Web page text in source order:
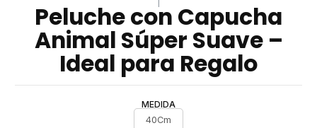
Peluche con Capucha
Animal Súper Suave –
Ideal para Regalo
MEDIDA
40Cm